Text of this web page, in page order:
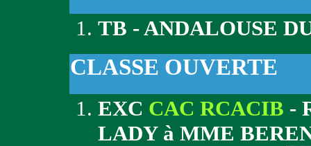
TB - ANDALOUSE
CLASSE OUVERTE
EXC CAC RCACIB -
LADY à MME